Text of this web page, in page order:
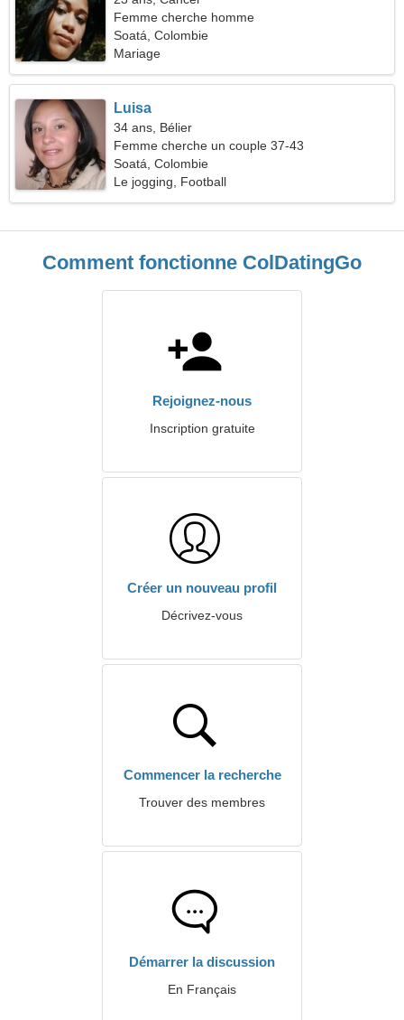
Femme cherche homme
Soatá, Colombie
Mariage
Luisa
34 ans, Bélier
Femme cherche un couple 37-43
Soatá, Colombie
Le jogging, Football
Comment fonctionne ColDatingGo
Rejoignez-nous
Inscription gratuite
Créer un nouveau profil
Décrivez-vous
Commencer la recherche
Trouver des membres
Démarrer la discussion
En Français